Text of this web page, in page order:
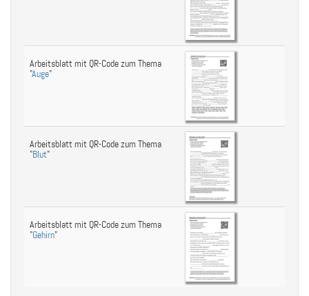
Arbeitsblatt mit QR-Code zum Thema
"Auge"
Arbeitsblatt mit QR-Code zum Thema
"Blut"
Arbeitsblatt mit QR-Code zum Thema
"Gehirn"